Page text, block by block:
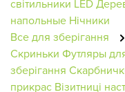
світильники LED
напольные Нічники
Все для зберігання
Скриньки Футляры
зберігання
прикрас Візитниці